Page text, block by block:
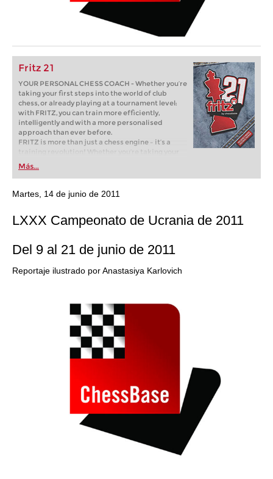
Fritz 21
YOUR PERSONAL CHESS COACH - Whether you’re
taking your first steps into the world of club
chess, or already playing at a tournament level:
with FRITZ, you can train more efficiently,
intelligently and with a more personalised
approach than ever before.
FRITZ is more than just a chess engine – it’s a
training revolution! Whether you’re taking your
first steps into the world of club chess, or already
playing at a tournament level: with FRITZ, you can
train more efficiently, intelligently and with a
more personalised approach than ever before.
Más...
Martes, 14 de junio de 2011
LXXX Campeonato de Ucrania de 2011
Del 9 al 21 de junio de 2011
Reportaje ilustrado por Anastasiya Karlovich